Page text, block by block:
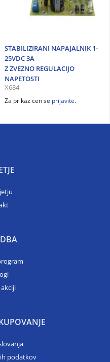
STABILIZIRANI NAPAJALNIK 1-
25VDC 3A
Z ZVEZNO REGULACIJO
NAPETOSTI
X684
Za prikaz cen se prijavite.
podatkov